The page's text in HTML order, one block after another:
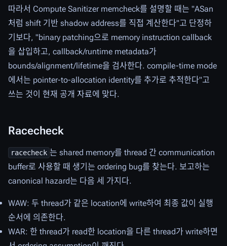
따라서 Compute Sanitizer memcheck를 설명할 때는 "ASan
처럼 shift 기반 shadow address를 직접 계산한다"고 단정하
기보다, "binary patching으로 memory instruction callback
을 삽입하고, callback/runtime metadata가
bounds/alignment/lifetime을 검사한다. compile-time mode
에서는 pointer-to-allocation identity를 추가로 추적한다"고
쓰는 것이 현재 공개 자료에 맞다.
Racecheck
racecheck 는 shared memory를 thread 간 communication
buffer로 사용할 때 생기는 ordering bug를 찾는다. 보고하는
canonical hazard는 다음 세 가지다.
WAW: 두 thread가 같은 location에 write하여 최종 값이 실행
순서에 의존한다.
WAR: 한 thread가 read한 location을 다른 thread가 write하면